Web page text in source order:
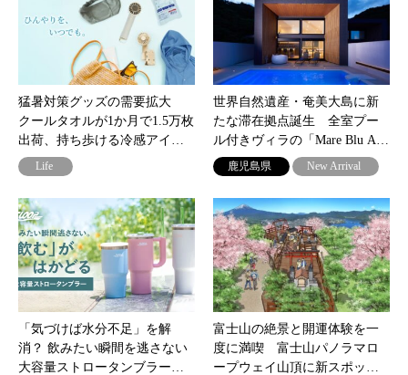
猛暑対策グッズの需要拡大
クールタオルが1か月で1.5万枚
出荷、持ち歩ける冷感アイ…
Life
世界自然遺産・奄美大島に新
たな滞在拠点誕生 全室プー
ル付きヴィラの「Mare Blu A…
鹿児島県 New Arrival
「気づけば水分不足」を解
消？ 飲みたい瞬間を逃さない
大容量ストロータンブラー…
富士山の絶景と開運体験を一
度に満喫 富士山パノラマロ
ープウェイ山頂に新スポッ…